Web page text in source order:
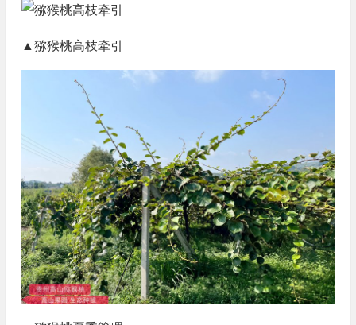
▲猕猴桃高枝牵引